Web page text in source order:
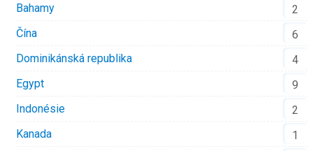
Bahamy
2
Čína
6
Dominikánská republika
4
Egypt
9
Indonésie
2
Kanada
1